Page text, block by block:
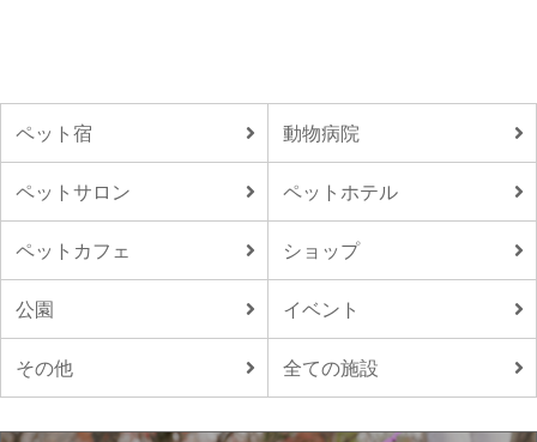
ペット宿 動物病院
ペットサロン ペットホテル
ペットカフェ ショップ
公園 イベント
その他 全ての施設